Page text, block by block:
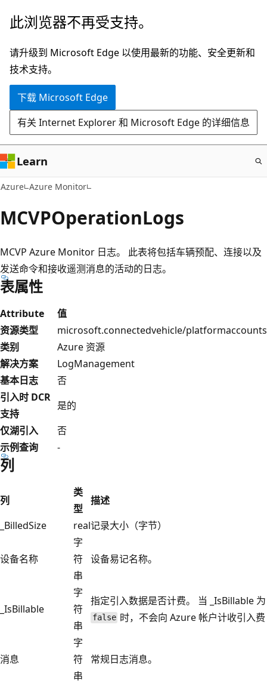
跳
主
要
内
此浏览器不再受支持。
请升级到 Microsoft Edge 以使用最新的功能、安全更新和
技术支持。
下载 Microsoft Edge
有关 Internet Explorer 和 Microsoft Edge 的详细信息
Learn
Azure Azure Monitor
MCVPOperationLogs
MCVP Azure Monitor 日志。 此表将包括车辆预配、连接以及
发送命令和接收遥测消息的活动的日志。
表属性
Attribute
值
资源类型
microsoft.connectedvehicle/platformaccounts
类别
Azure 资源
解决方案
LogManagement
基本日志
否
引入时 DCR
支持
是的
仅湖引入
否
示例查询
-
列
列
类
型
描述
_BilledSize
real记录大小（字节）
设备名称
字
符
串
设备易记名称。
_IsBillable
字
符
串
指定引入数据是否计费。 当 _IsBillable 为
false 时，不会向 Azure 帐户计收引入费
消息
字
符
串
常规日志消息。